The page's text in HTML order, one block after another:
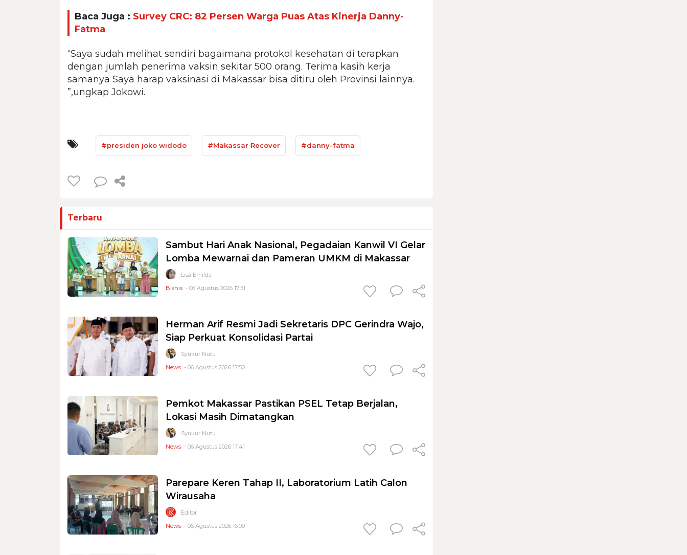
Baca Juga : Survey CRC: 82 Persen Warga Puas Atas Kinerja Danny-
Fatma
“Saya sudah melihat sendiri bagaimana protokol kesehatan di terapkan
dengan jumlah penerima vaksin sekitar 500 orang. Terima kasih kerja
samanya Saya harap vaksinasi di Makassar bisa ditiru oleh Provinsi lainnya.
”,ungkap Jokowi.
#presiden joko widodo #Makassar Recover #danny-fatma
Terbaru
Sambut Hari Anak Nasional, Pegadaian Kanwil VI Gelar
Lomba Mewarnai dan Pameran UMKM di Makassar
Lisa Emilda
Bisnis - 06 Agustus 2026 17:51
Herman Arif Resmi Jadi Sekretaris DPC Gerindra Wajo,
Siap Perkuat Konsolidasi Partai
Syukur Nutu
News - 06 Agustus 2026 17:50
Pemkot Makassar Pastikan PSEL Tetap Berjalan,
Lokasi Masih Dimatangkan
Syukur Nutu
News - 06 Agustus 2026 17:41
Parepare Keren Tahap II, Laboratorium Latih Calon
Wirausaha
Editor
News - 06 Agustus 2026 16:09